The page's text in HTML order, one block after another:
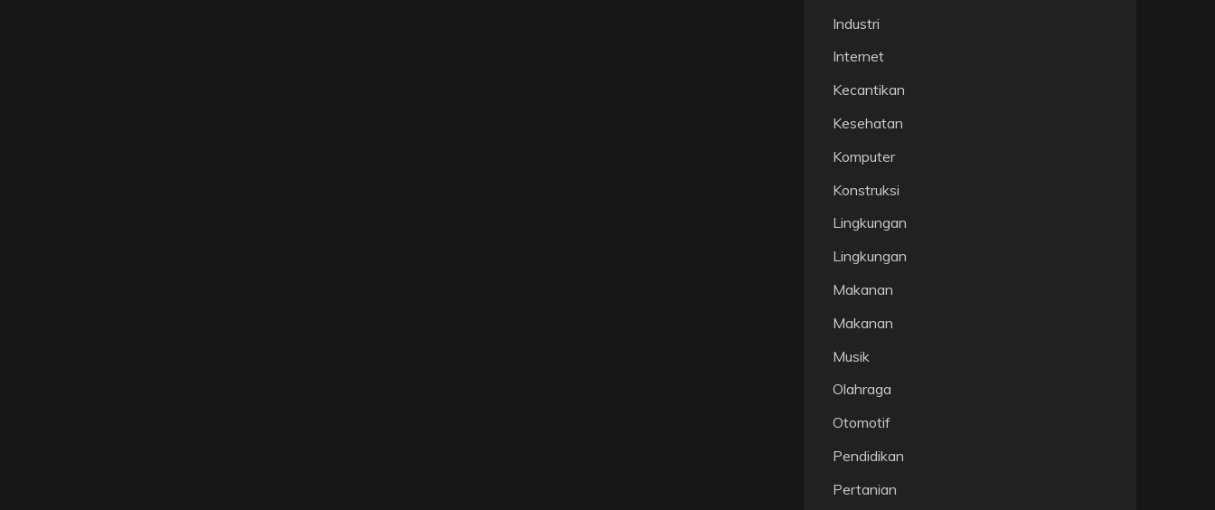
Industri
Internet
Kecantikan
Kesehatan
Komputer
Konstruksi
Lingkungan
Lingkungan
Makanan
Makanan
Musik
Olahraga
Otomotif
Pendidikan
Pertanian